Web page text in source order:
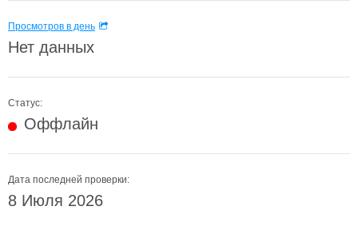
Просмотров в день
Нет данных
Статус:
Оффлайн
Дата последней проверки:
8 Июля 2026